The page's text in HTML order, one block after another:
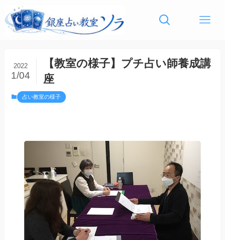
【教室の様子】プチ占い師養成講
座
2022
1/04
占い教室の様子